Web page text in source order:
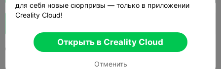
 2025-07-25 
для себя новые сюрпризы — только в приложении
Creality Cloud!
Открыть в Creality Cloud
Отменить